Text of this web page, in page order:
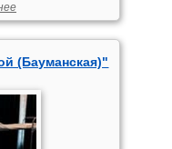
(Бауманская)"